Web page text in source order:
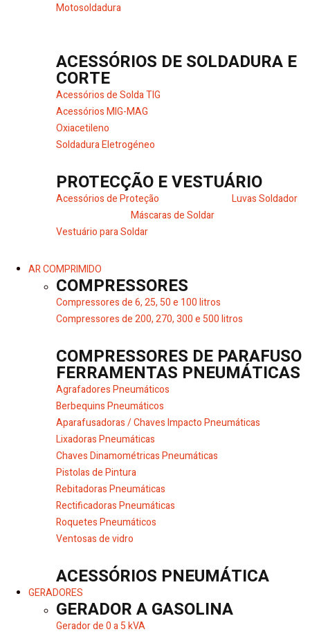
Motosoldadura
ACESSÓRIOS DE SOLDADURA E
CORTE
Acessórios de Solda TIG
Acessórios MIG-MAG
Oxiacetileno
Soldadura Eletrogéneo
PROTECÇÃO E VESTUÁRIO
Acessórios de Proteção
Luvas Soldador
Máscaras de Soldar
Vestuário para Soldar
AR COMPRIMIDO
COMPRESSORES
Compressores de 6, 25, 50 e 100 litros
Compressores de 200, 270, 300 e 500 litros
COMPRESSORES DE PARAFUSO
FERRAMENTAS PNEUMÁTICAS
Agrafadores Pneumáticos
Berbequins Pneumáticos
Aparafusadoras / Chaves Impacto Pneumáticas
Lixadoras Pneumáticas
Chaves Dinamométricas Pneumáticas
Pistolas de Pintura
Rebitadoras Pneumáticas
Rectificadoras Pneumáticas
Roquetes Pneumáticos
Ventosas de vidro
ACESSÓRIOS PNEUMÁTICA
GERADORES
GERADOR A GASOLINA
Gerador de 0 a 5 kVA